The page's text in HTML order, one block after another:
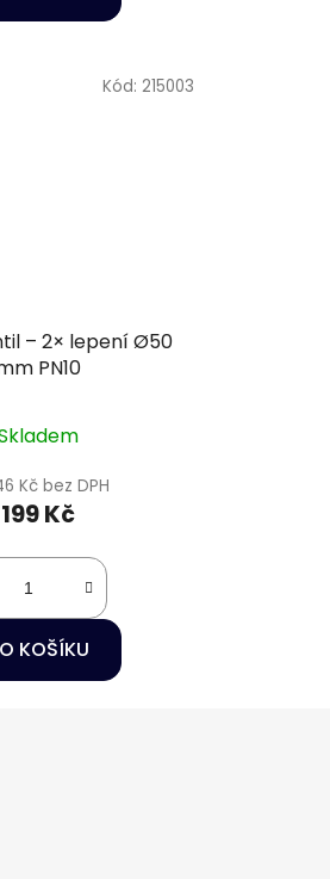
– 2× lepení Ø50
PN10
Kč bez DPH
199 Kč
KOŠÍKU
Kód: 215003